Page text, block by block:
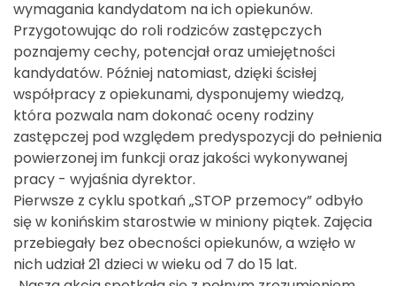
wymagania kandydatom na ich opiekunów.
Przygotowując do roli rodziców zastępczych
poznajemy cechy, potencjał oraz umiejętności
kandydatów. Później natomiast, dzięki ścisłej
współpracy z opiekunami, dysponujemy wiedzą,
która pozwala nam dokonać oceny rodziny
zastępczej pod względem predyspozycji do pełnienia
powierzonej im funkcji oraz jakości wykonywanej
pracy - wyjaśnia dyrektor.
Pierwsze z cyklu spotkań „STOP przemocy” odbyło
się w konińskim starostwie w miniony piątek. Zajęcia
przebiegały bez obecności opiekunów, a wzięło w
nich udział 21 dzieci w wieku od 7 do 15 lat.